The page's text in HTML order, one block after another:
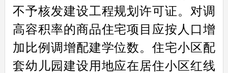
不予核发建设工程规划许可证。对调
高容积率的商品住宅项目应按人口增
加比例调增配建学位数。住宅小区配
套幼儿园建设用地应在居住小区红线